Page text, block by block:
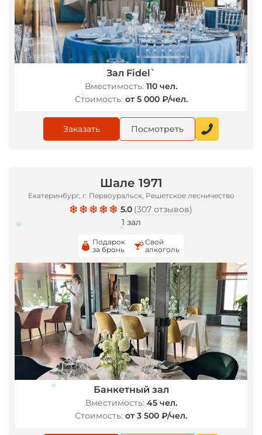
Зал Fidel`
Вместимость: 110 чел.
Стоимость: от 5 000 ₽/чел.
Заказать Посмотреть
Шале 1971
Екатеринбург, г. Первоуральск, Решетское лесничество
5.0 (307 отзывов)
1 зал
Подарок
за бронь
Свой
алкоголь
Банкетный зал
Вместимость: 45 чел.
Стоимость: от 3 500 ₽/чел.
*